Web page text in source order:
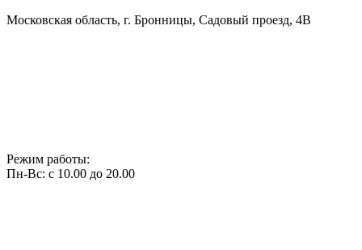
Московская область, г. Бронницы, Садовый проезд, 4В
Режим работы:
Пн-Вс: с 10.00 до 20.00